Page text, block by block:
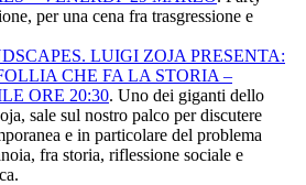
per una cena fra trasgressione e
LUIGI ZOJA PRESENTA:
CHE FA LA STORIA –
ORE 20:30. Uno dei giganti dello
sale sul nostro palco per discutere
e in particolare del problema
fra storia, riflessione sociale e